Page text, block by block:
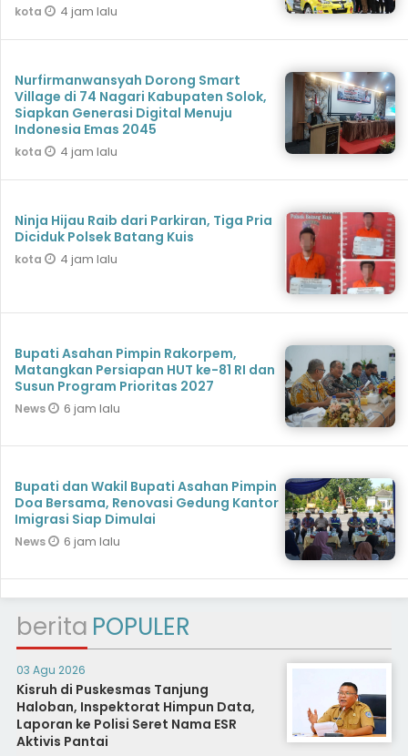
kota 4 jam lalu
Nurfirmanwansyah Dorong Smart
Village di 74 Nagari Kabupaten Solok,
Siapkan Generasi Digital Menuju
Indonesia Emas 2045
kota 4 jam lalu
Ninja Hijau Raib dari Parkiran, Tiga Pria
Diciduk Polsek Batang Kuis
kota 4 jam lalu
Bupati Asahan Pimpin Rakorpem,
Matangkan Persiapan HUT ke-81 RI dan
Susun Program Prioritas 2027
News 6 jam lalu
Bupati dan Wakil Bupati Asahan Pimpin
Doa Bersama, Renovasi Gedung Kantor
Imigrasi Siap Dimulai
News 6 jam lalu
berita POPULER
03 Agu 2026
Kisruh di Puskesmas Tanjung
Haloban, Inspektorat Himpun Data,
Laporan ke Polisi Seret Nama ESR
Aktivis Pantai